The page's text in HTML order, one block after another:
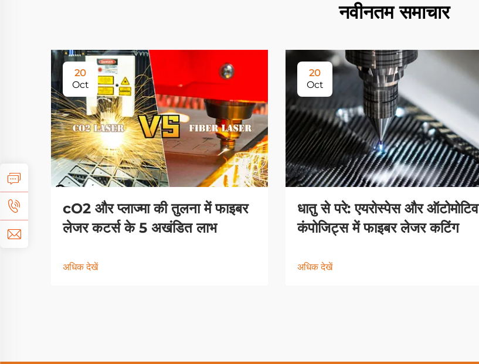
नवीनतम समाचार
20
Oct
cO2 और प्लाज्मा की तुलना में फाइबर
लेजर कटर्स के 5 अखंडित लाभ
अधिक देखें
20
Oct
धातु से परे: एयरोस्पेस और ऑटोमोटिव
कंपोजिट्स में फाइबर लेजर कटिंग
अधिक देखें